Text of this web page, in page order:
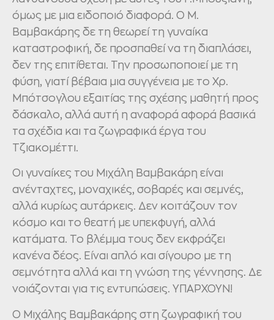
όμως με μια ειδοποιό διαφορά. Ο Μ.
Βαμβακάρης δε τη θεωρεί τη γυναίκα
καταστροφική, δε προσπαθεί να τη διαπλάσει,
δεν της επιτίθεται. Την προσωποποιεί με τη
φύση, γιατί βέβαια μια συγγένεια με το Χρ.
Μπότσογλου εξαιτίας της σχέσης μαθητή προς
δάσκαλο, αλλά αυτή η αναφορά αφορά βασικά
τα σχέδια και τα ζωγραφικά έργα του
Τζιακομέττι.
Οι γυναίκες του Μιχάλη Βαμβακάρη είναι
ανένταχτες, μοναχικές, σοβαρές και σεμνές,
αλλά κυρίως αυτάρκεις. Δεν κοιτάζουν τον
κόσμο και το θεατή με υπεκφυγή, αλλά
κατάματα. Το βλέμμα τους δεν εκφράζει
κανένα δέος. Είναι απλό και σίγουρο με τη
σεμνότητα αλλά και τη γνώση της γέννησης. Δε
νοιάζονται για τις εντυπώσεις. ΥΠΑΡΧΟΥΝ!
Ο Μιχάλης Βαμβακάρης στη ζωγραφική του